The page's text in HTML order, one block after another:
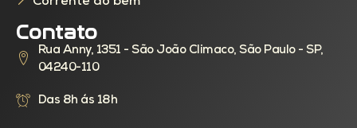
Contato
Rua Anny, 1351 - São João Climaco, São Paulo - SP,
04240-110
Das 8h ás 18h